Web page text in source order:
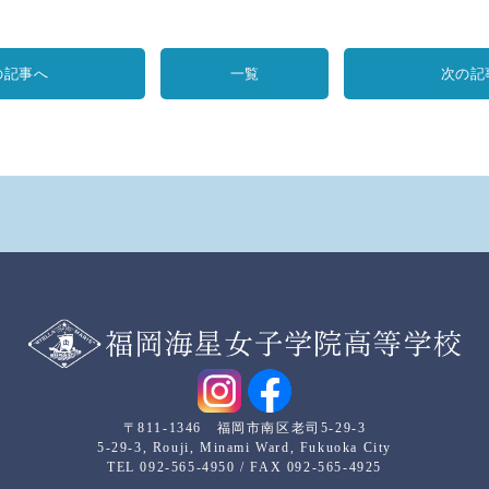
記事へ 一覧 次の記
〒811-1346 福岡市南区老司5-29-3
5-29-3, Rouji, Minami Ward, Fukuoka City
TEL 092-565-4950 / FAX 092-565-4925